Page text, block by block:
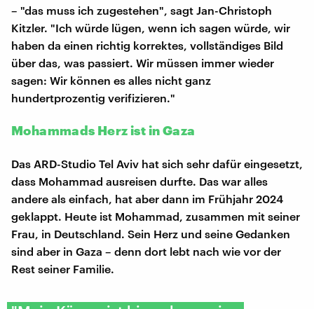
– "das muss ich zugestehen", sagt Jan-Christoph
Kitzler. "Ich würde lügen, wenn ich sagen würde, wir
haben da einen richtig korrektes, vollständiges Bild
über das, was passiert. Wir müssen immer wieder
sagen: Wir können es alles nicht ganz
hundertprozentig verifizieren."
Mohammads Herz ist in Gaza
Das ARD-Studio Tel Aviv hat sich sehr dafür eingesetzt,
dass Mohammad ausreisen durfte. Das war alles
andere als einfach, hat aber dann im Frühjahr 2024
geklappt. Heute ist Mohammad, zusammen mit seiner
Frau, in Deutschland. Sein Herz und seine Gedanken
sind aber in Gaza – denn dort lebt nach wie vor der
Rest seiner Familie.